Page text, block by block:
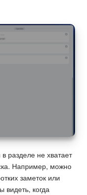
в разделе не хватает
Например, можно
заметок или
видеть, когда